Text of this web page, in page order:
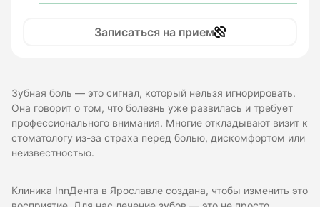
Записаться на прием
Зубная боль — это сигнал, который нельзя игнорировать.
Она говорит о том, что болезнь уже развилась и требует
профессионального внимания. Многие откладывают визит к
стоматологу из-за страха перед болью, дискомфортом или
неизвестностью.
Клиника InnДента в Ярославле создана, чтобы изменить это